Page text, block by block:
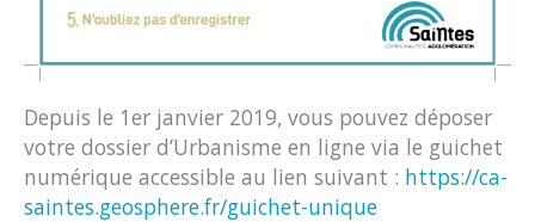
Depuis le 1er janvier 2019, vous pouvez déposer
votre dossier d’Urbanisme en ligne via le guichet
numérique accessible au lien suivant : https://ca-
saintes.geosphere.fr/guichet-unique